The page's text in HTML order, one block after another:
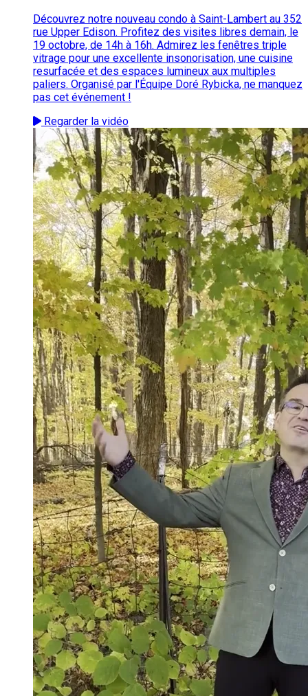
Découvrez notre nouveau condo à Saint-Lambert au 352
rue Upper Edison. Profitez des visites libres demain, le
19 octobre, de 14h à 16h. Admirez les fenêtres triple
vitrage pour une excellente insonorisation, une cuisine
resurfacée et des espaces lumineux aux multiples
paliers. Organisé par l'Équipe Doré Rybicka, ne manquez
pas cet événement !
Regarder la vidéo